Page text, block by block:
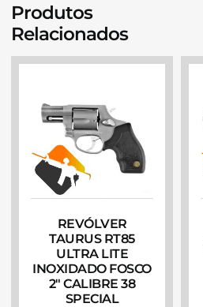
Produtos
Relacionados
REVÓLVER
TAURUS RT85
ULTRA LITE
INOXIDADO FOSCO
2″ CALIBRE 38
SPECIAL